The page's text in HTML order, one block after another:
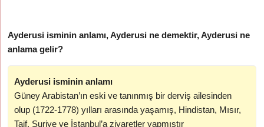
Ayderusi isminin anlamı, Ayderusi ne demektir, Ayderusi ne
anlama gelir?
Ayderusi isminin anlamı
Güney Arabistan’ın eski ve tanınmış bir derviş ailesinden
olup (1722-1778) yılları arasında yaşamış, Hindistan, Mısır,
Taif, Suriye ve İstanbul’a ziyaretler yapmıştır